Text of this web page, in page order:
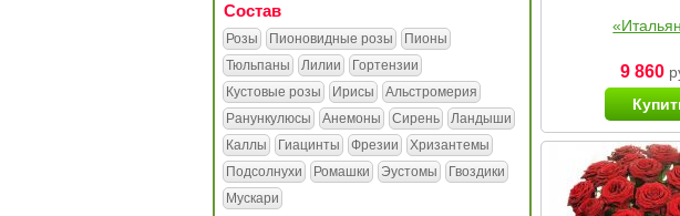
Состав
Розы Пионовидные розы
Пионы
Тюльпаны
Лилии
Гортензии
Кустовые розы
Ирисы
Альстромерия
Ранункулюсы
Анемоны Сирень
Ландыши
Каллы
Гиацинты Фрезии
Хризантемы
Подсолнухи
Ромашки Эустомы
Гвоздики
Мускари
9 860